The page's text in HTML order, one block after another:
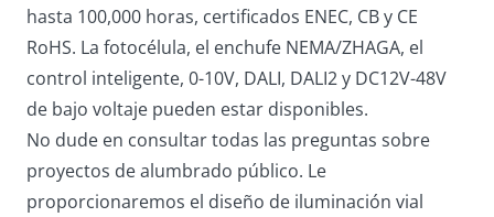
hasta 100,000 horas, certificados ENEC, CB y CE
RoHS. La fotocélula, el enchufe NEMA/ZHAGA, el
control inteligente, 0-10V, DALI, DALI2 y DC12V-48V
de bajo voltaje pueden estar disponibles.
No dude en consultar todas las preguntas sobre
proyectos de alumbrado público. Le
proporcionaremos el diseño de iluminación vial